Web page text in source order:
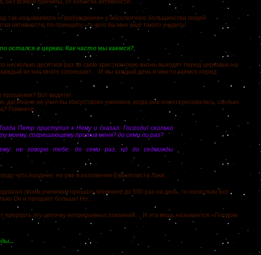
без всякой причины, от избытка активности.
называемого «Пробуждения» у абсолютного большинства людей
активности: по принципу – а чего бы мне ещё такого учудить!
остался в церкви. Как часто мы каемся?
десятков раз за свою христианскую жизнь выходят перед церковью на
из нас много согрешает… И мы каждый день в чём-то каемся перед
прощения? Вот видите!
Иначе не учил бы Иисус своих учеников, когда они поинтересовались, сколько
Помните:
Петр приступил к Нему и сказал: Господи! сколько
моему, согрешающему против меня? до семи ли раз?
не говорю тебе: до семи раз, но до седмижды
чуть позднее, но уже в изложении Евангелиста Луки…
своим ученикам прощать ближнего до 500 раз на день, то насколько Бог
Он и прощает больше! Но…
эту цепочку непрерывных покаяний… И эта вещь называется «Плодом